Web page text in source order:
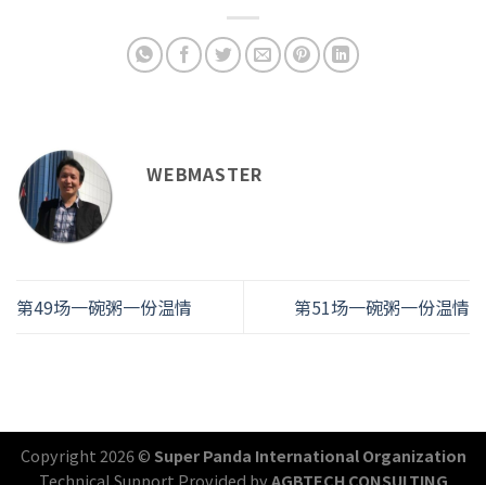
WEBMASTER
第49场一碗粥一份温情 第51场一碗粥一份温情
Copyright 2026 © Super Panda International Organization
Technical Support Provided byAGBTECH CONSULTING